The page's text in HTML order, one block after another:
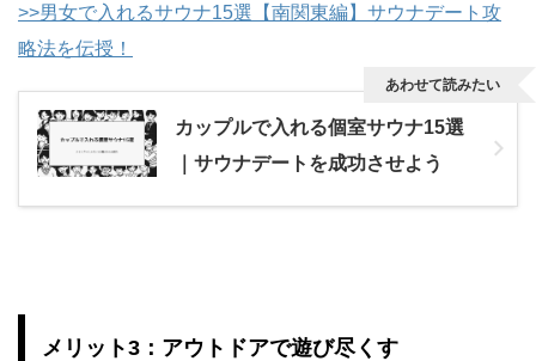
>>男女で入れるサウナ15選【南関東編】サウナデート攻
略法を伝授！
カップルで入れる個室サウナ15選
｜サウナデートを成功させよう
あわせて読みたい
メリット3：アウトドアで遊び尽くす